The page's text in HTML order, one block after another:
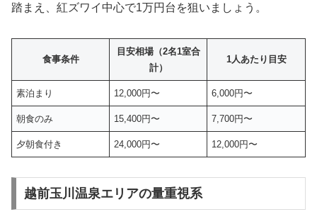
踏まえ、紅ズワイ中心で1万円台を狙いましょう。
食事条件
目安相場（2名1室合
計）
1人あたり目安
素泊まり 12,000円〜 6,000円〜
朝食のみ 15,400円〜 7,700円〜
夕朝食付き 24,000円〜 12,000円〜
越前玉川温泉エリアの量重視系